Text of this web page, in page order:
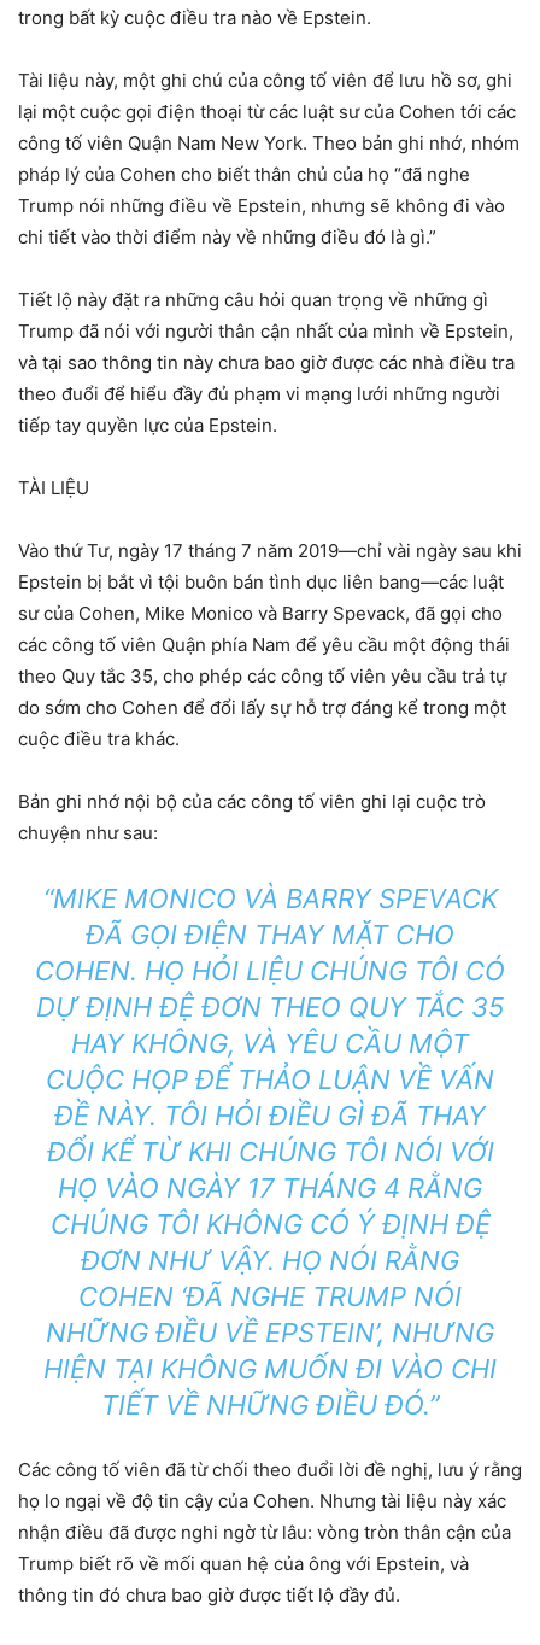
trong bất kỳ cuộc điều tra nào về Epstein.
Tài liệu này, một ghi chú của công tố viên để lưu hồ sơ, ghi
lại một cuộc gọi điện thoại từ các luật sư của Cohen tới các
công tố viên Quận Nam New York. Theo bản ghi nhớ, nhóm
pháp lý của Cohen cho biết thân chủ của họ “đã nghe
Trump nói những điều về Epstein, nhưng sẽ không đi vào
chi tiết vào thời điểm này về những điều đó là gì.”
Tiết lộ này đặt ra những câu hỏi quan trọng về những gì
Trump đã nói với người thân cận nhất của mình về Epstein,
và tại sao thông tin này chưa bao giờ được các nhà điều tra
theo đuổi để hiểu đầy đủ phạm vi mạng lưới những người
tiếp tay quyền lực của Epstein.
TÀI LIỆU
Vào thứ Tư, ngày 17 tháng 7 năm 2019—chỉ vài ngày sau khi
Epstein bị bắt vì tội buôn bán tình dục liên bang—các luật
sư của Cohen, Mike Monico và Barry Spevack, đã gọi cho
các công tố viên Quận phía Nam để yêu cầu một động thái
theo Quy tắc 35, cho phép các công tố viên yêu cầu trả tự
do sớm cho Cohen để đổi lấy sự hỗ trợ đáng kể trong một
cuộc điều tra khác.
Bản ghi nhớ nội bộ của các công tố viên ghi lại cuộc trò
chuyện như sau:
“MIKE MONICO VÀ BARRY SPEVACK
ĐÃ GỌI ĐIỆN THAY MẶT CHO
COHEN. HỌ HỎI LIỆU CHÚNG TÔI CÓ
DỰ ĐỊNH ĐỆ ĐƠN THEO QUY TẮC 35
HAY KHÔNG, VÀ YÊU CẦU MỘT
CUỘC HỌP ĐỂ THẢO LUẬN VỀ VẤN
ĐỀ NÀY. TÔI HỎI ĐIỀU GÌ ĐÃ THAY
ĐỔI KỂ TỪ KHI CHÚNG TÔI NÓI VỚI
HỌ VÀO NGÀY 17 THÁNG 4 RẰNG
CHÚNG TÔI KHÔNG CÓ Ý ĐỊNH ĐỆ
ĐƠN NHƯ VẬY. HỌ NÓI RẰNG
COHEN ‘ĐÃ NGHE TRUMP NÓI
NHỮNG ĐIỀU VỀ EPSTEIN’, NHƯNG
HIỆN TẠI KHÔNG MUỐN ĐI VÀO CHI
TIẾT VỀ NHỮNG ĐIỀU ĐÓ.”
Các công tố viên đã từ chối theo đuổi lời đề nghị, lưu ý rằng
họ lo ngại về độ tin cậy của Cohen. Nhưng tài liệu này xác
nhận điều đã được nghi ngờ từ lâu: vòng tròn thân cận của
Trump biết rõ về mối quan hệ của ông với Epstein, và
thông tin đó chưa bao giờ được tiết lộ đầy đủ.